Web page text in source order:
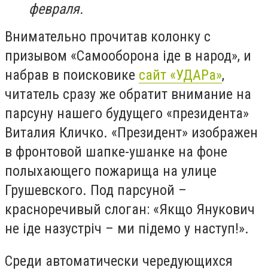
февраля.
Внимательно прочитав колонку с
призывом «Самооборона іде в народ», и
набрав в поисковике сайт «УДАРа»,
читатель сразу же обратит внимание на
парсуну нашего будущего «президента»
Виталия Кличко. «Президент» изображен
в фронтовой шапке-ушанке на фоне
полыхающего пожарища на улице
Грушевского. Под парсуной –
красноречивый слоган: «Якщо Янукович
не іде назустріч – ми підемо у наступ!».
Среди автоматически чередующихся